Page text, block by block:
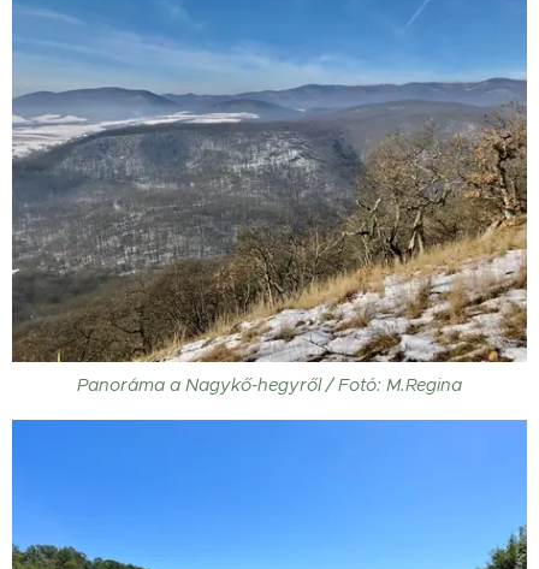
Panoráma a Nagykő-hegyről / Fotó: M.Regina